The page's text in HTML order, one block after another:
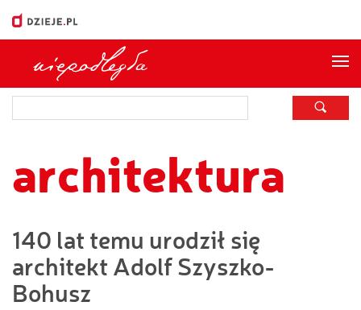
architektura
140 lat temu urodził się
architekt Adolf Szyszko-
Bohusz